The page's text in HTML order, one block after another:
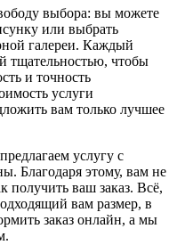
выбора: вы можете
или выбрать
галереи. Каждый
тщательностью, чтобы
и точность
услуги
вам только лучшее
услугу с
Благодаря этому, вам не
получить ваш заказ. Всё,
вам размер, в
заказ онлайн, а мы